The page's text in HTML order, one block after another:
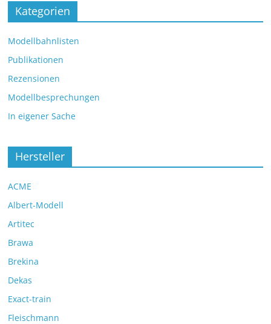
Kategorien
Modellbahnlisten
Publikationen
Rezensionen
Modellbesprechungen
In eigener Sache
Hersteller
ACME
Albert-Modell
Artitec
Brawa
Brekina
Dekas
Exact-train
Fleischmann